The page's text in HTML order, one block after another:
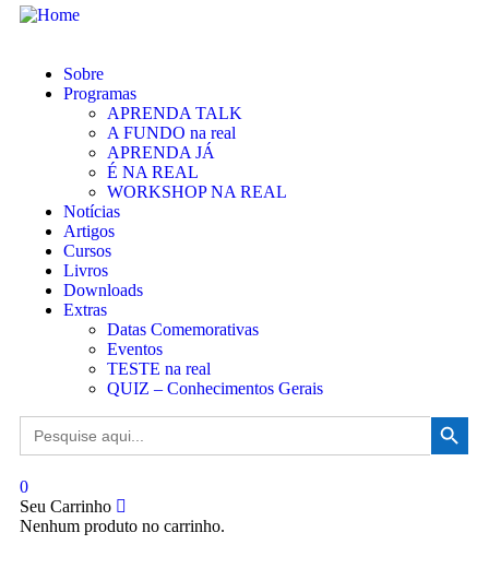
Sobre
Programas
APRENDA TALK
A FUNDO na real
APRENDA JÁ
É NA REAL
WORKSHOP NA REAL
Notícias
Artigos
Cursos
Livros
Downloads
Extras
Datas Comemorativas
Eventos
TESTE na real
QUIZ – Conhecimentos Gerais
Search
for:
Search Button
0
Seu Carrinho
Nenhum produto no carrinho.